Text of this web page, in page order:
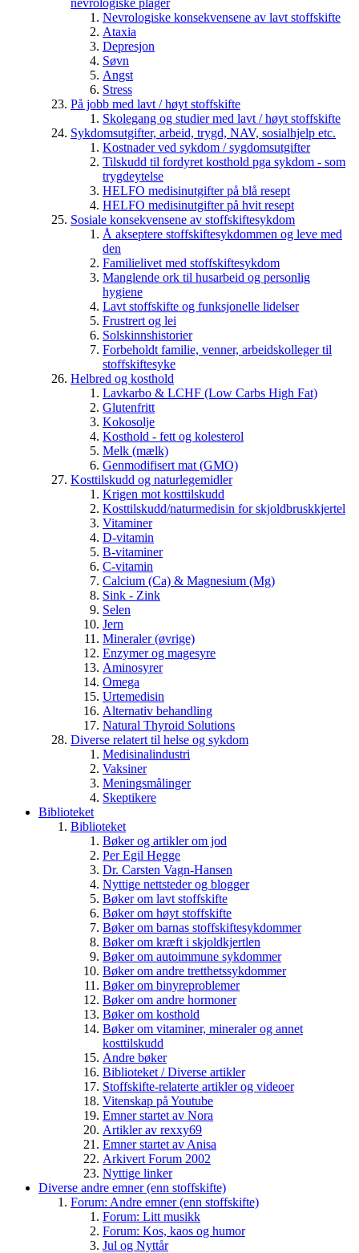
Nevrologiske konsekvensene av lavt stoffskifte
Ataxia
Depresjon
Søvn
Angst
Stress
På jobb med lavt / høyt stoffskifte
Skolegang og studier med lavt / høyt stoffskifte
Sykdomsutgifter, arbeid, trygd, NAV, sosialhjelp etc.
Kostnader ved sykdom / sygdomsutgifter
Tilskudd til fordyret kosthold pga sykdom - som
trygdeytelse
HELFO medisinutgifter på blå resept
HELFO medisinutgifter på hvit resept
Sosiale konsekvensene av stoffskiftesykdom
Å akseptere stoffskiftesykdommen og leve med
den
Familielivet med stoffskiftesykdom
Manglende ork til husarbeid og personlig
hygiene
Lavt stoffskifte og funksjonelle lidelser
Frustrert og lei
Solskinnshistorier
Forbeholdt familie, venner, arbeidskolleger til
stoffskiftesyke
Helbred og kosthold
Lavkarbo & LCHF (Low Carbs High Fat)
Glutenfritt
Kokosolje
Kosthold - fett og kolesterol
Melk (mælk)
Genmodifisert mat (GMO)
Kosttilskudd og naturlegemidler
Krigen mot kosttilskudd
Kosttilskudd/naturmedisin for skjoldbruskkjertel
Vitaminer
D-vitamin
B-vitaminer
C-vitamin
Calcium (Ca) & Magnesium (Mg)
Sink - Zink
Selen
Jern
Mineraler (øvrige)
Enzymer og magesyre
Aminosyrer
Omega
Urtemedisin
Alternativ behandling
Natural Thyroid Solutions
Diverse relatert til helse og sykdom
Medisinalindustri
Vaksiner
Meningsmålinger
Skeptikere
Biblioteket
Biblioteket
Bøker og artikler om jod
Per Egil Hegge
Dr. Carsten Vagn-Hansen
Nyttige nettsteder og blogger
Bøker om lavt stoffskifte
Bøker om høyt stoffskifte
Bøker om barnas stoffskiftesykdommer
Bøker om kræft i skjoldkjertlen
Bøker om autoimmune sykdommer
Bøker om andre tretthetssykdommer
Bøker om binyreproblemer
Bøker om andre hormoner
Bøker om kosthold
Bøker om vitaminer, mineraler og annet
kosttilskudd
Andre bøker
Biblioteket / Diverse artikler
Stoffskifte-relaterte artikler og videoer
Vitenskap på Youtube
Emner startet av Nora
Artikler av rexxy69
Emner startet av Anisa
Arkivert Forum 2002
Nyttige linker
Diverse andre emner (enn stoffskifte)
Forum: Andre emner (enn stoffskifte)
Forum: Litt musikk
Forum: Kos, kaos og humor
Jul og Nyttår